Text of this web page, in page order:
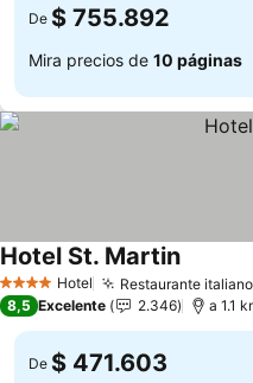
De $ 755.892
Mira precios de 10 páginas
4 EstrellasHotel Restaurante
Hotel St. Martin
8,5 Excelente 2.346 a 1.1
De $ 471.603